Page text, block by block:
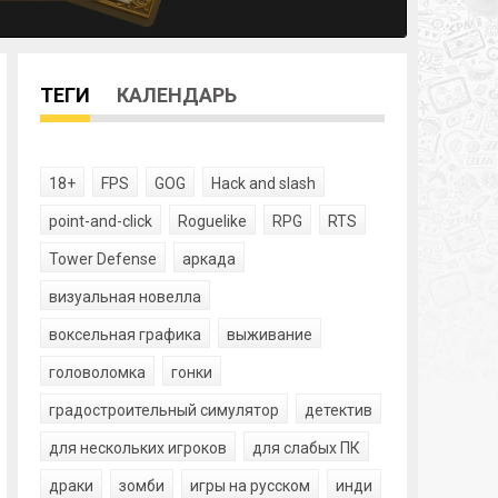
ТЕГИ КАЛЕНДАРЬ
18+ FPS GOG Hack and slash
point-and-click Roguelike RPG RTS
Tower Defense аркада
визуальная новелла
воксельная графика выживание
головоломка гонки
градостроительный симулятор детектив
для нескольких игроков для слабых ПК
драки зомби игры на русском инди